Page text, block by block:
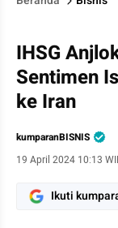
IHSG
Sentimen
ke Iran
kumparanBISNIS
19 April 2024 10:13
Ikuti